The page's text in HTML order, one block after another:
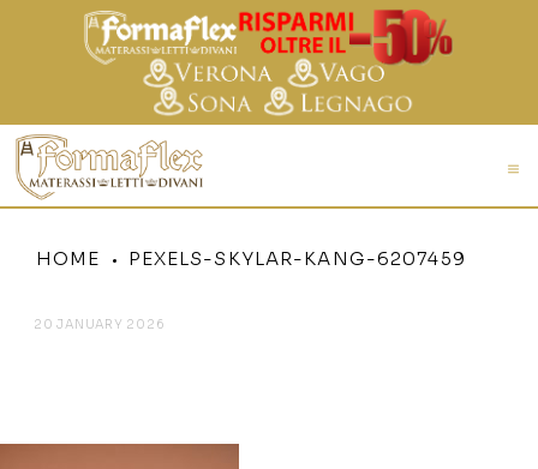
HOME PEXELS-SKYLAR-KANG-6207459
20 JANUARY 2026